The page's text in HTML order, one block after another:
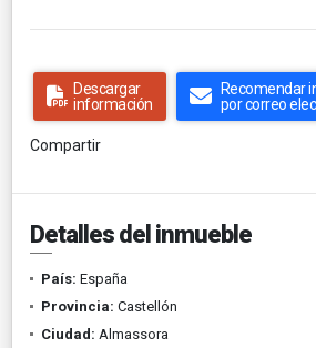
Descargar
información
Recomendar
por correo
Compartir
Detalles del inmueble
País: España
Provincia: Castellón
Ciudad: Almassora